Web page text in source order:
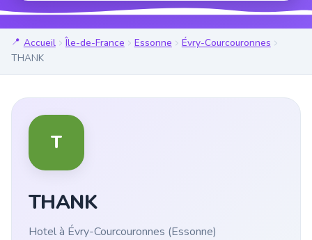
Accueil Île-de-France Essonne
Évry-Courcouronnes
THANK
T
THANK
Hotel à Évry-Courcouronnes (Essonne)